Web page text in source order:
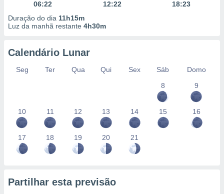
06:22
12:22
18:23
Duração do dia 11h15m
Luz da manhã restante 4h30m
Calendário Lunar
Seg Ter Qua Qui Sex Sáb
Domo
8
9
10 11 12 13 14 15 16
17 18 19 20 21
Partilhar esta previsão